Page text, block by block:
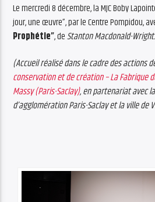
Le mercredi 8 décembre, la MJC Boby
jour, une œuvre”, par le Centre Pompidou,
Prophétie”, deStanton Macdonald-Wright.
(Accueil réalisé dans le cadre des actions
conservation et de création – La Fabrique
Massy (Paris-Saclay), en partenariat avec
d’agglomération Paris-Saclay et la ville de